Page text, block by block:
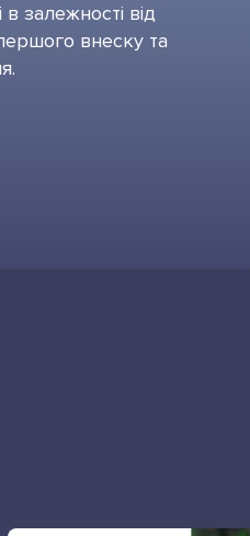
залежності від
внеску та